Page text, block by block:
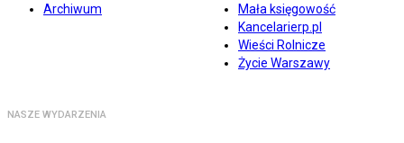
Archiwum
Mała księgowość
Kancelarierp.pl
Wieści Rolnicze
Życie Warszawy
NASZE WYDARZENIA